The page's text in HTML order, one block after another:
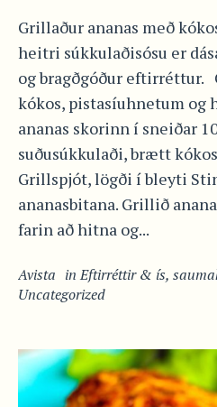
Grillaður ananas með
heitri súkkulaðisósu er
og bragðgóður eftirréttur.
kókos, pistasíuhnetum og
ananas skorinn í sneiðar
suðusúkkulaði, brætt
Grillspjót, lögði í bleyti
ananasbitana. Grillið
farin að hitna og...
Avista inEftirréttir & ís,
Uncategorized